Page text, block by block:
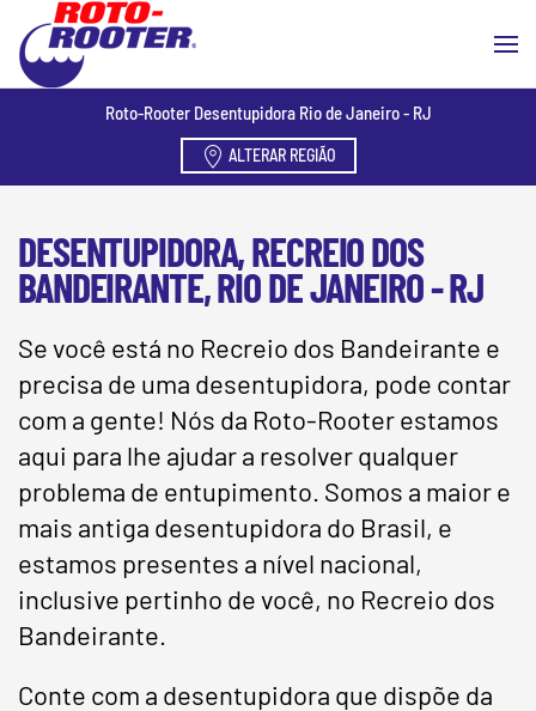
Skip to main content
Roto-Rooter Desentupidora Rio de Janeiro - RJ
ALTERAR REGIÃO
DESENTUPIDORA, RECREIO DOS
BANDEIRANTE, RIO DE JANEIRO - RJ
Se você está no Recreio dos Bandeirante e
precisa de uma desentupidora, pode contar
com a gente! Nós da Roto-Rooter estamos
aqui para lhe ajudar a resolver qualquer
problema de entupimento. Somos a maior e
mais antiga desentupidora do Brasil, e
estamos presentes a nível nacional,
inclusive pertinho de você, no Recreio dos
Bandeirante.
Conte com a desentupidora que dispõe da